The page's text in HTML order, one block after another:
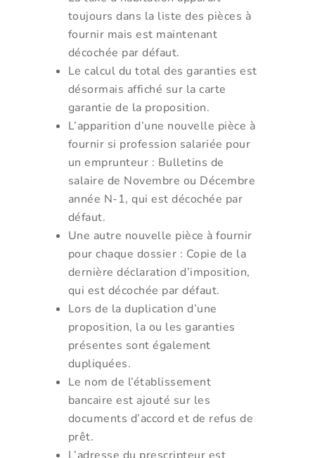
toujours dans la liste des pièces à
fournir mais est maintenant
décochée par défaut.
Le calcul du total des garanties est
désormais affiché sur la carte
garantie de la proposition.
L’apparition d’une nouvelle pièce à
fournir si profession salariée pour
un emprunteur : Bulletins de
salaire de Novembre ou Décembre
année N-1, qui est décochée par
défaut.
Une autre nouvelle pièce à fournir
pour chaque dossier : Copie de la
dernière déclaration d’imposition,
qui est décochée par défaut.
Lors de la duplication d’une
proposition, la ou les garanties
présentes sont également
dupliquées.
Le nom de l’établissement
bancaire est ajouté sur les
documents d’accord et de refus de
prêt.